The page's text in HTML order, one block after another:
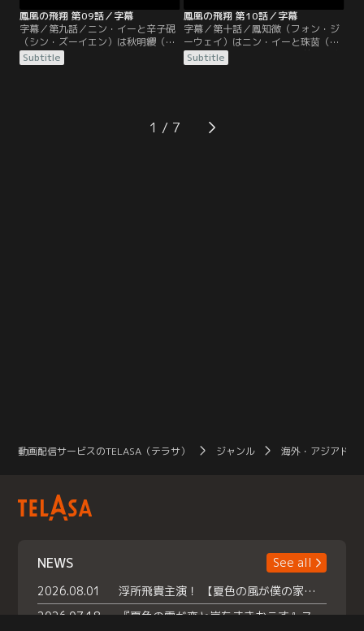
鳳凰の飛翔 第09話／字幕
字幕／第九話／ニン・イーと辛子硯
（シン・ズーイエン）は秋明纓（チ
ウ・ミンイン）一家を救うため、告
発状を利用し、皇太子に寧研（ニ
を解放する。秋明纓に絶縁された鳳
知微は男装し「魏知（ウェイ・ジ
Subtitle
鳳凰の飛翔 第10話／字幕
字幕／第十話／鳳知微（フォン・ジ
ーウェイ）はニン・イーと珠茵（ジ
ューイン）が2人とも、8年前の巫蠱
事件で家族を失ったことを知る。ニ
ン・ハイ）に不信感を持った皇太子
は、辛子硯（シン・ズーイエン）に
Subtitle
1
動画配信サービスのTELASA（テラサ） ジャンル 海外・アジアドラ
NEWS
See all
2026.08.01
浮所飛貴主演！ 【夏色の風が僕の家にやってきた】 本日よりテラサで独占配信スタート！
2026.07.18
『夏色の雲が恋と嵐をまきおこす』スペシャルメイキング 【Part1】2026年７月18日（土）23時30分～配信スタート！話題のシーンの裏側を大公開！豪華キャスト大集合！ 『武宮家 真夏の家族会議』開催！